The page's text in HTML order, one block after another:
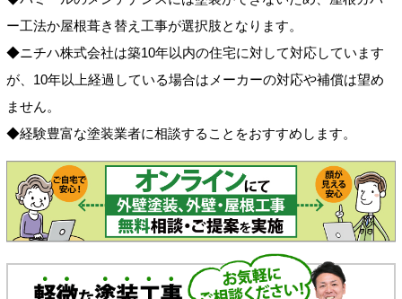
ー工法か屋根葺き替え工事が選択肢となります。
◆ニチハ株式会社は築10年以内の住宅に対して対応しています
が、10年以上経過している場合はメーカーの対応や補償は望め
ません。
◆経験豊富な塗装業者に相談することをおすすめします。